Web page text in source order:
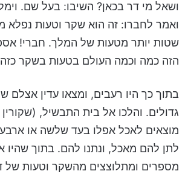
ושאל מי דר בכאן? השיבו: בעל שם.
ואמר לחברו: זה הוא שקר וטעות נפלא
שטות יותר מטעות של המלך. חברי!
הזה כמה וכמה העולם בטעות בשקר
בתוך כך היו רעבים, ומצאו עדין אצלם
גדולים. והלכו אל בית התבשיל,
מוצאים לאכל אפלו בעד שלשה או ארבעה
לתן להם מאכל, ונתנו להם. בתוך שהיו
מספרים ומתלוצצים מהשקר וטעות